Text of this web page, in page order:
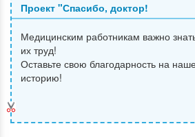
Проект "Спасибо, доктор!
Медицинским работникам важно
их труд!
Оставьте свою благодарность на
историю!